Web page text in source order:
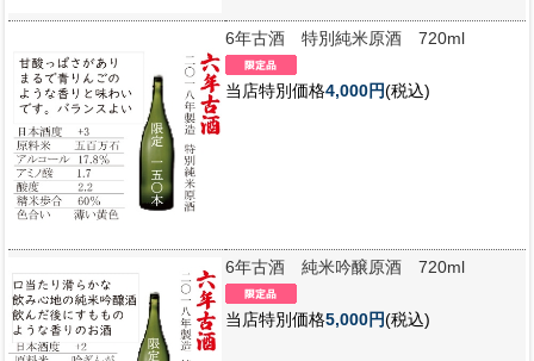
6年古酒 特別純米原酒 720ml
当店特別価格4,000円(税込)
6年古酒 純米吟醸原酒 720ml
当店特別価格5,000円(税込)